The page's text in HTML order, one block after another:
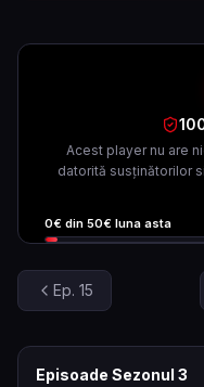
Acest player nu are
datorită susținătorilor
0€ din 50€ luna asta
Ep. 15
Episoade Sezonul 3